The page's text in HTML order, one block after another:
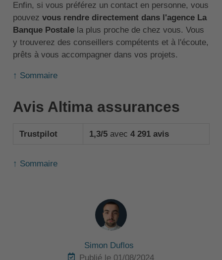
Enfin, si vous préférez un contact en personne, vous
pouvez vous rendre directement dans l'agence La
Banque Postalela plus proche de chez vous. Vous
y trouverez des conseillers compétents et à l'écoute,
prêts à vous accompagner dans vos projets.
↑ Sommaire
Avis Altima assurances
Trustpilot 1,3/5 avec4 291 avis
↑ Sommaire
Simon Duflos
Publié le 01/08/2024